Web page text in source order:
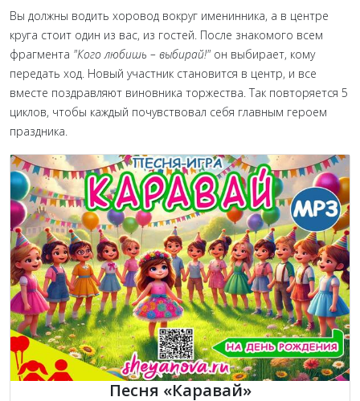
Вы должны водить хоровод вокруг именинника, а в центре
круга стоит один из вас, из гостей. После знакомого всем
фрагмента "Кого любишь – выбирай!" он выбирает, кому
передать ход. Новый участник становится в центр, и все
вместе поздравляют виновника торжества. Так повторяется 5
циклов, чтобы каждый почувствовал себя главным героем
праздника.
Песня «Каравай»